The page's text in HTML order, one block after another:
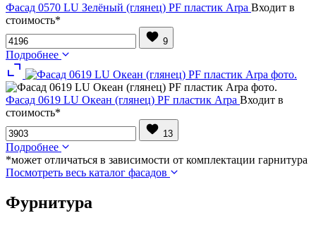
Фасад 0570 LU Зелёный (глянец) PF пластик Arpa Входит в
стоимость*
9
Подробнее
Фасад 0619 LU Океан (глянец) PF пластик Arpa Входит в
стоимость*
13
Подробнее
*может отличаться в зависимости от комплектации гарнитура
Посмотреть весь каталог фасадов
Фурнитура